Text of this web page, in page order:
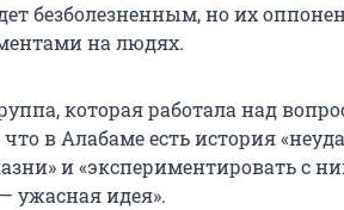
безболезненным, но их
на людях.
которая работала над
в Алабаме есть история
и «экспериментировать с
ужасная идея».